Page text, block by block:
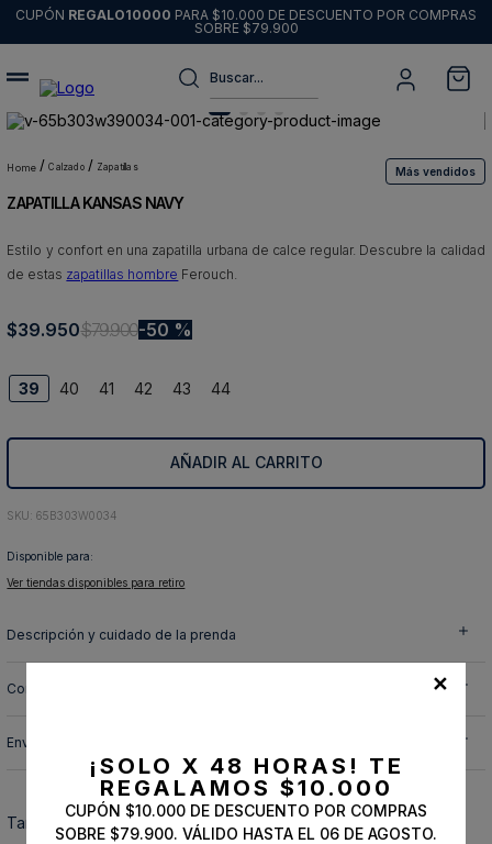
CUPÓN REGALO10000 PARA $10.000 DE DESCUENTO POR COMPRAS
SOBRE $79.900
Buscar...
calzado zapatillas Más vendidos
ZAPATILLA KANSAS NAVY
Estilo y confort en una zapatilla urbana de calce regular. Descubre la calidad
de estas zapatillas hombre Ferouch.
$39.950$79.900 50 %
39 40 41 42 43 44
AÑADIR AL CARRITO
: 65B303W0034
Disponible para:
Ver tiendas disponibles para retiro
Descripción y cuidado de la prenda
Composición
Envíos, cambios y devoluciones
También te podría interesar
✕
¡SOLO X 48 HORAS! TE
REGALAMOS $10.000
CUPÓN $10.000 DE DESCUENTO POR COMPRAS
SOBRE $79.900. VÁLIDO HASTA EL 06 DE AGOSTO.
1.
sweater
2.
chaquetas
3.
pantalon
camisas
5.
chaqueta cuero
7.
8.
chaqueta
10. abrigo